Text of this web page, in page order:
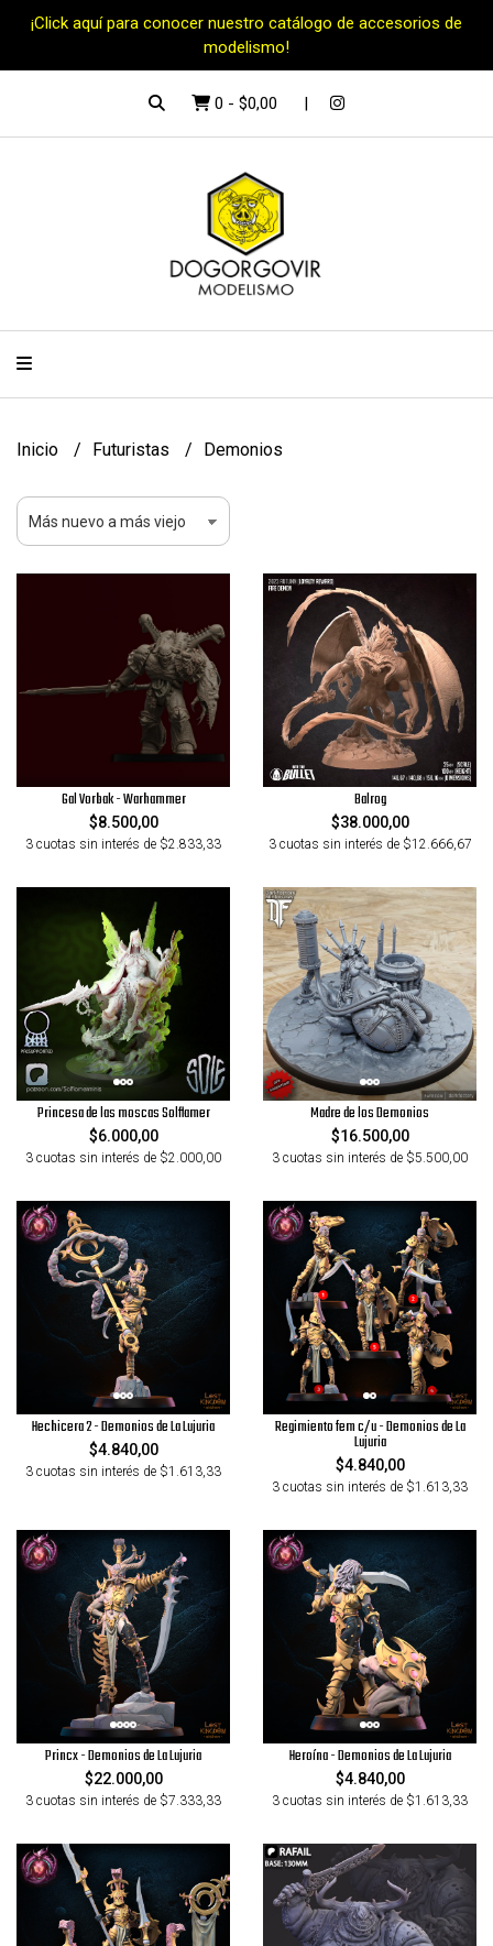
¡Click aquí para conocer nuestro catálogo de accesorios de
modelismo!
0 - $0,00
Inicio Futuristas Demonios
Gal Vorbak - Warhammer
$8.500,00
3 cuotas sin interés de $2.833,33
Balrog
$38.000,00
3 cuotas sin interés de $12.666,67
Princesa de las moscas Solflamer
$6.000,00
3 cuotas sin interés de $2.000,00
Madre de los Demonios
$16.500,00
3 cuotas sin interés de $5.500,00
Hechicera 2 - Demonios de La Lujuria
$4.840,00
3 cuotas sin interés de $1.613,33
Regimiento fem c/u - Demonios de La
Lujuria
$4.840,00
3 cuotas sin interés de $1.613,33
Princx - Demonios de La Lujuria
$22.000,00
3 cuotas sin interés de $7.333,33
Heroína - Demonios de La Lujuria
$4.840,00
3 cuotas sin interés de $1.613,33